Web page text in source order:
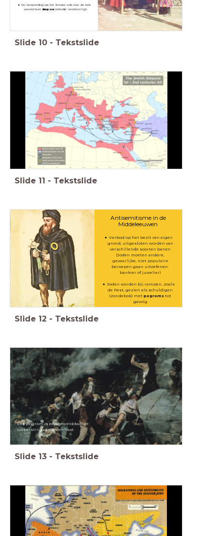
De verspreiding van het Joodse volk over de hele
wereld heetdiaspora (letterlijk: 'verstrooiing')
Slide 10 - Tekstslide
Slide 11 - Tekstslide
Antisemitisme in de
Middeleeuwen
Verbod op het bezit van eigen
grond, uitgesloten worden van
verschillende soorten banen
(Joden moeten andere,
gevaarlijke, niet populaire
beroepen gaan uitoefenen:
bankier of juwelier)
Joden worden bij rampen, zoals
de Pest, gezien als schuldigen
(zondebok) metpogroms tot
gevolg
Slide 12 - Tekstslide
Een pogrom is een gewelddadige
uitbarsting van Jodenhaat
Slide 13 - Tekstslide